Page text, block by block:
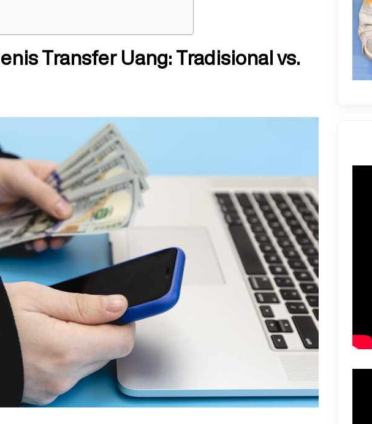
Transfer Uang: Tradisional vs.